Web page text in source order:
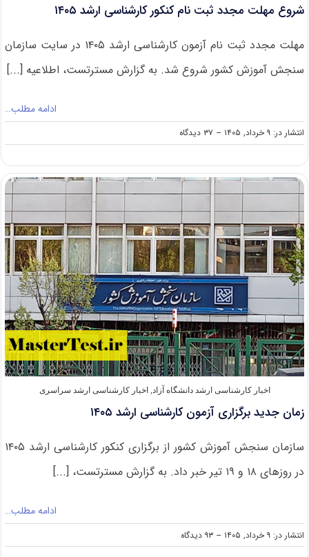
شروع مهلت مجدد ثبت نام کنکور کارشناسی ارشد ۱۴۰۵
مهلت مجدد ثبت نام آزمون کارشناسی ارشد ۱۴۰۵ در سایت سازمان
سنجش آموزش کشور شروع شد. به گزارش مسترتست، اطلاعیه [...]
ادامه مطلب…
انتشار در: ۹ خرداد, ۱۴۰۵ -- ۳۷ دیدگاه
on
شروع
مجدد
ثبت
نام
کنکور
کارشناسی
ارشد
۱۴۰۵
اخبار کارشناسی ارشد دانشگاه آزاد, اخبار کارشناسی ارشد سراسری
زمان جدید برگزاری آزمون‌ کارشناسی ارشد ۱۴۰۵
سازمان سنجش آموزش کشور از برگزاری کنکور کارشناسی ارشد ۱۴۰۵
در روزهای ۱۸ و ۱۹ تیر خبر داد. به گزارش مسترتست، [...]
ادامه مطلب…
انتشار در: ۹ خرداد, ۱۴۰۵ -- ۹۳ دیدگاه
on
زمان